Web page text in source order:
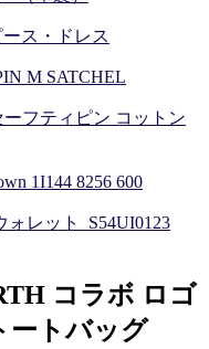
ス・ドレス
M SATCHEL
フティピン コットン
1I144 8256 600
レット_S54UI0123
コラボ ロゴ
ートバッグ